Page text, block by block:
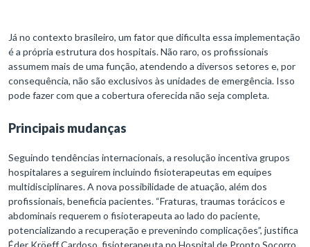
Já no contexto brasileiro, um fator que dificulta essa implementação
é a própria estrutura dos hospitais. Não raro, os profissionais
assumem mais de uma função, atendendo a diversos setores e, por
consequência, não são exclusivos às unidades de emergência. Isso
pode fazer com que a cobertura oferecida não seja completa.
Principais mudanças
Seguindo tendências internacionais, a resolução incentiva grupos
hospitalares a seguirem incluindo fisioterapeutas em equipes
multidisciplinares. A nova possibilidade de atuação, além dos
profissionais, beneficia pacientes. “Fraturas, traumas torácicos e
abdominais requerem o fisioterapeuta ao lado do paciente,
potencializando a recuperação e prevenindo complicações”, justifica
Éder Kröeff Cardoso, fisioterapeuta no Hospital de Pronto Socorro